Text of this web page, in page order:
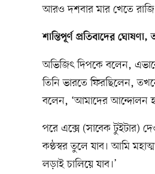
আরও দশবার মার খেতে
শান্তিপূর্ণ প্রতিবাদের
অভিজিৎ দিপকে বলেন,
তিনি ভারতে ফিরছিলেন,
বলেন, ‘আমাদের আন্দোলন
পরে এক্সে (সাবেক টুইটার)
কণ্ঠস্বর তুলে যাব। আমি
লড়াই চালিয়ে যাব।’